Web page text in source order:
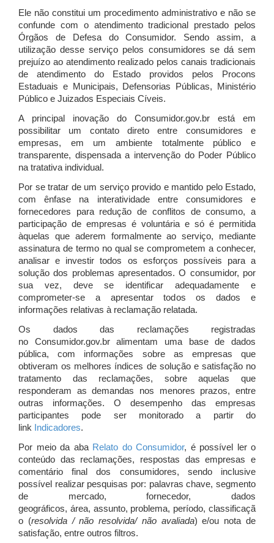
Ele não constitui um procedimento administrativo e não se
confunde com o atendimento tradicional prestado pelos
Órgãos de Defesa do Consumidor. Sendo assim, a
utilização desse serviço pelos consumidores se dá sem
prejuízo ao atendimento realizado pelos canais tradicionais
de atendimento do Estado providos pelos Procons
Estaduais e Municipais, Defensorias Públicas, Ministério
Público e Juizados Especiais Cíveis.
A principal inovação do Consumidor.gov.br está em
possibilitar um contato direto entre consumidores e
empresas, em um ambiente totalmente público e
transparente, dispensada a intervenção do Poder Público
na tratativa individual.
Por se tratar de um serviço provido e mantido pelo Estado,
com ênfase na interatividade entre consumidores e
fornecedores para redução de conflitos de consumo, a
participação de empresas é voluntária e só é permitida
àquelas que aderem formalmente ao serviço, mediante
assinatura de termo no qual se comprometem a conhecer,
analisar e investir todos os esforços possíveis para a
solução dos problemas apresentados. O consumidor, por
sua vez, deve se identificar adequadamente e
comprometer-se a apresentar todos os dados e
informações relativas à reclamação relatada.
Os dados das reclamações registradas
no Consumidor.gov.br alimentam uma base de dados
pública, com informações sobre as empresas que
obtiveram os melhores índices de solução e satisfação no
tratamento das reclamações, sobre aquelas que
responderam as demandas nos menores prazos, entre
outras informações. O desempenho das empresas
participantes pode ser monitorado a partir do
link Indicadores.
Por meio da aba Relato do Consumidor, é possível ler o
conteúdo das reclamações, respostas das empresas e
comentário final dos consumidores, sendo inclusive
possível realizar pesquisas por: palavras chave, segmento
de mercado, fornecedor, dados
geográficos, área, assunto, problema, período, classificaçã
o (resolvida / não resolvida/ não avaliada) e/ou nota de
satisfação, entre outros filtros.